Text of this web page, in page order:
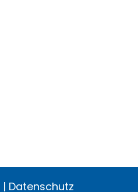
| Datenschutz